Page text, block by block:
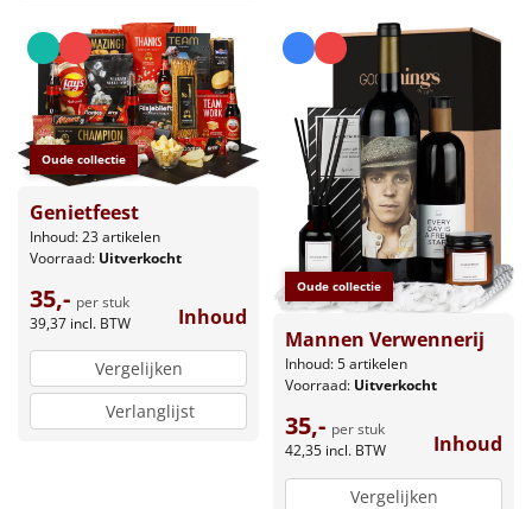
Oude collectie
Genietfeest
Inhoud: 23 artikelen
Voorraad: Uitverkocht
35,- per stuk
39,37 incl. BTW Inhoud
Vergelijken
Verlanglijst
Oude collectie
Mannen Verwennerij
Inhoud: 5 artikelen
Voorraad: Uitverkocht
35,- per stuk
42,35 incl. BTW Inhoud
Vergelijken